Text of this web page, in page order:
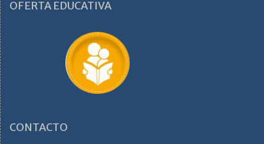
OFERTA EDUCATIVA
CONTACTO